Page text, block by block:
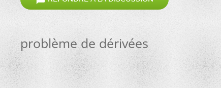
problème de dérivées